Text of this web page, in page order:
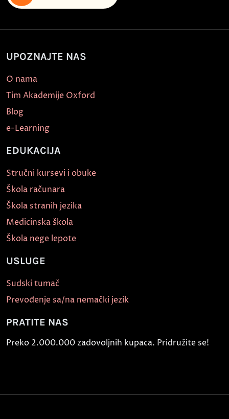
UPOZNAJTE NAS
O nama
Tim Akademije Oxford
Blog
e-Learning
EDUKACIJA
Stručni kursevi i obuke
Škola računara
Škola stranih jezika
Medicinska škola
Škola nege lepote
USLUGE
Sudski tumač
Prevođenje sa/na nemački jezik
PRATITE NAS
Preko 2.000.000 zadovoljnih kupaca. Pridružite se!